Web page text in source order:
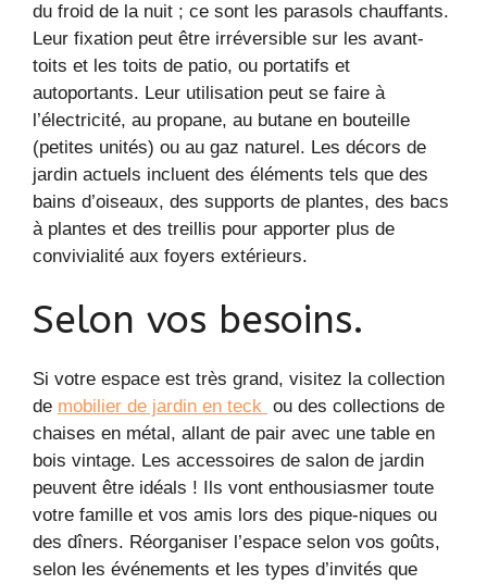
du froid de la nuit ; ce sont les parasols chauffants.
Leur fixation peut être irréversible sur les avant-
toits et les toits de patio, ou portatifs et
autoportants. Leur utilisation peut se faire à
l’électricité, au propane, au butane en bouteille
(petites unités) ou au gaz naturel. Les décors de
jardin actuels incluent des éléments tels que des
bains d’oiseaux, des supports de plantes, des bacs
à plantes et des treillis pour apporter plus de
convivialité aux foyers extérieurs.
Selon vos besoins.
Si votre espace est très grand, visitez la collection
de mobilier de jardin en teck ou des collections de
chaises en métal, allant de pair avec une table en
bois vintage. Les accessoires de salon de jardin
peuvent être idéals ! Ils vont enthousiasmer toute
votre famille et vos amis lors des pique-niques ou
des dîners. Réorganiser l’espace selon vos goûts,
selon les événements et les types d’invités que